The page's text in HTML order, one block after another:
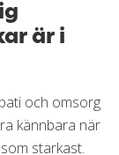
är i
och omsorg
kännbara när
starkast.